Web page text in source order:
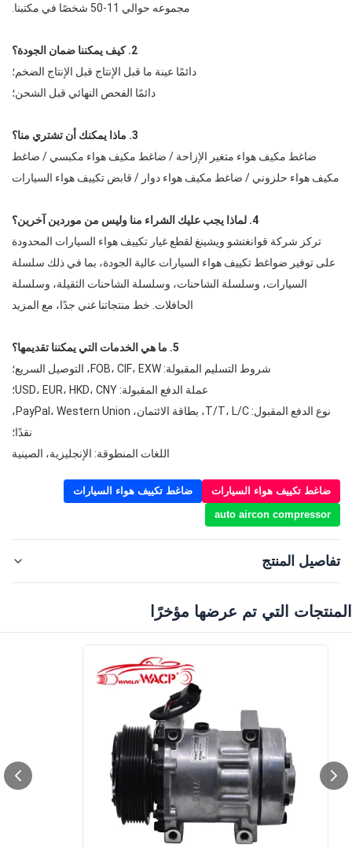
مجموعه حوالي 11-50 شخصًا في مكتبنا.
2. كيف يمكننا ضمان الجودة؟
دائمًا عينة ما قبل الإنتاج قبل الإنتاج الضخم؛
دائمًا الفحص النهائي قبل الشحن؛
3. ماذا يمكنك أن تشتري منا؟
ضاغط مكيف هواء متغير الإزاحة / ضاغط مكيف هواء مكبسي / ضاغط
مكيف هواء حلزوني / ضاغط مكيف هواء دوار / قابض تكييف هواء السيارات
4. لماذا يجب عليك الشراء منا وليس من موردين آخرين؟
تركز شركة قوانغتشو ويشينغ لقطع غيار تكييف هواء السيارات المحدودة
على توفير ضواغط تكييف هواء السيارات عالية الجودة، بما في ذلك سلسلة
السيارات، وسلسلة الشاحنات، وسلسلة الشاحنات الثقيلة، وسلسلة
الحافلات. خط منتجاتنا غني جدًا، مع المزيد
5. ما هي الخدمات التي يمكننا تقديمها؟
شروط التسليم المقبولة: FOB، CIF، EXW، التوصيل السريع؛
عملة الدفع المقبولة: USD، EUR، HKD، CNY؛
نوع الدفع المقبول: T/T، L/C، بطاقة الائتمان، PayPal، Western Union،
نقدًا؛
اللغات المنطوقة: الإنجليزية، الصينية
ضاغط تكييف هواء السيارات
ضاغط تكييف هواء السيارات
auto aircon compressor
تفاصيل المنتج
Product Name:
Type: ضاغط التيار المتردد
لـ (لاند روڤر ديفندر2.2/2)4
Grooves:
7PK
Compressor Model:
المنتجات التي تم عرضها مؤخرًا‌